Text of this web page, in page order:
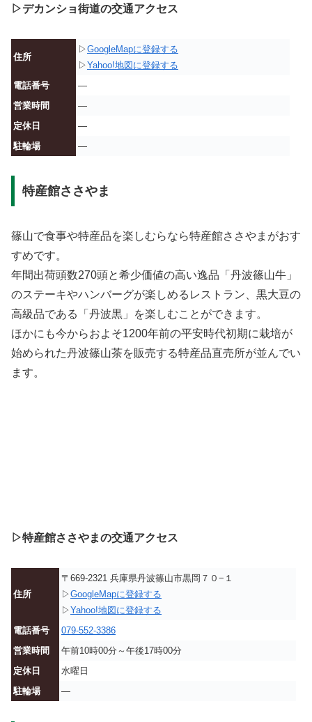
▷デカンショ街道の交通アクセス
住所
▷GoogleMapに登録する
▷Yahoo!地図に登録する
電話番号
—
営業時間
—
定休日
—
駐輪場
—
特産館ささやま
篠山で食事や特産品を楽しむらなら特産館ささやまがおす
すめです。
年間出荷頭数270頭と希少価値の高い逸品「丹波篠山牛」
のステーキやハンバーグが楽しめるレストラン、黒大豆の
高級品である「丹波黒」を楽しむことができます。
ほかにも今からおよそ1200年前の平安時代初期に栽培が
始められた丹波篠山茶を販売する特産品直売所が並んでい
ます。
▷特産館ささやまの交通アクセス
住所
〒669-2321 兵庫県丹波篠山市黒岡７０−１
▷GoogleMapに登録する
▷Yahoo!地図に登録する
電話番号
079-552-3386
営業時間
午前10時00分～午後17時00分
定休日
水曜日
駐輪場
—